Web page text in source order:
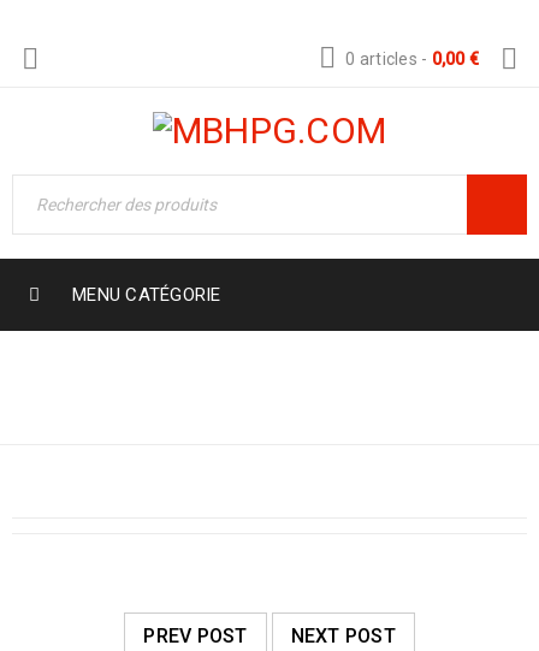
0 articles - 0,00€
MENU CATÉGORIE
PREV POST NEXT POST